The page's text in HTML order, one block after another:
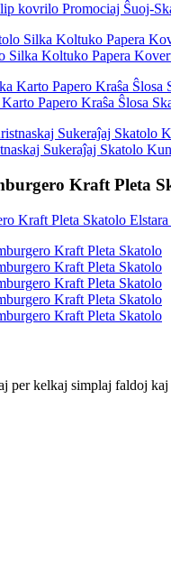
kovrilo Promociaj Ŝuoj-
Silka Koltuko Papera
Papero Kraŝa Ŝlosa
Sukeraĵaj Skatolo
Kraft Pleta
per kelkaj simplaj faldoj